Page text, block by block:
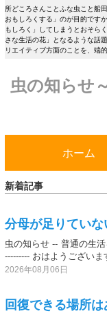
所どころさんことふな虫こと船
おもしろくする」のが目的です
もしろく」してしまうとおそら
さな生活の花」となるような話
リエイティブ方面のことを、端
虫の知らせ
ホーム
新着記事
分母が足りていな
虫の知らせ -- 普通の生
--------- おはようござい
2026年08月06日
回復できる場所は